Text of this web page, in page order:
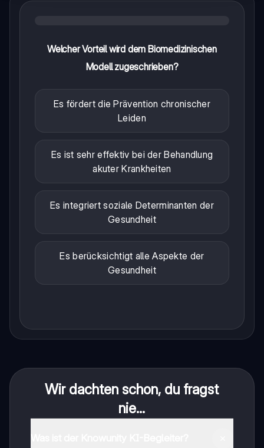
Welcher Vorteil wird dem Biomedizinischen
Modell zugeschrieben?
Es fördert die Prävention chronischer
Leiden
Es ist sehr effektiv bei der Behandlung
akuter Krankheiten
Es integriert soziale Determinanten der
Gesundheit
Es berücksichtigt alle Aspekte der
Gesundheit
Wir dachten schon, du fragst
nie...